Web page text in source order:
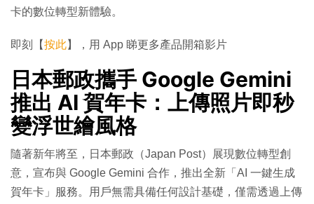
卡的數位轉型新體驗。
即刻【按此】，用 App 睇更多產品開箱影片
日本郵政攜手 Google Gemini
推出 AI 賀年卡：上傳照片即秒
變浮世繪風格
隨著新年將至，日本郵政（Japan Post）展現數位轉型創
意，宣布與 Google Gemini 合作，推出全新「AI 一鍵生成
賀年卡」服務。用戶無需具備任何設計基礎，僅需透過上傳